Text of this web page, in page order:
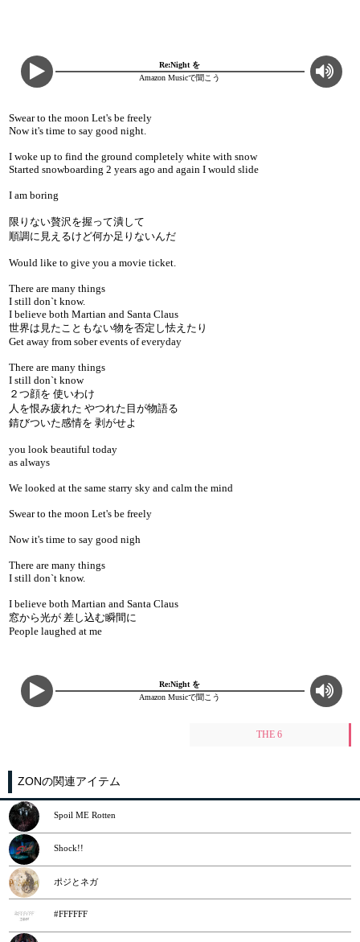
Re:Night を
Amazon Musicで聞こう
Swear to the moon Let's be freely
Now it's time to say good night.
I woke up to find the ground completely white with snow
Started snowboarding 2 years ago and again I would slide
I am boring
限りない贅沢を握って潰して
順調に見えるけど何か足りないんだ
Would like to give you a movie ticket.
There are many things
I still don`t know.
I believe both Martian and Santa Claus
世界は見たこともない物を否定し怯えたり
Get away from sober events of everyday
There are many things
I still don`t know
２つ顔を 使いわけ
人を恨み疲れた やつれた目が物語る
錆びついた感情を 剥がせよ
you look beautiful today
as always
We looked at the same starry sky and calm the mind
Swear to the moon Let's be freely
Now it's time to say good nigh
There are many things
I still don`t know.
I believe both Martian and Santa Claus
窓から光が 差し込む瞬間に
People laughed at me
Re:Night を
Amazon Musicで聞こう
THE 6
ZONの関連アイテム
Spoil ME Rotten
Shock!!
ポジとネガ
#FFFFFF